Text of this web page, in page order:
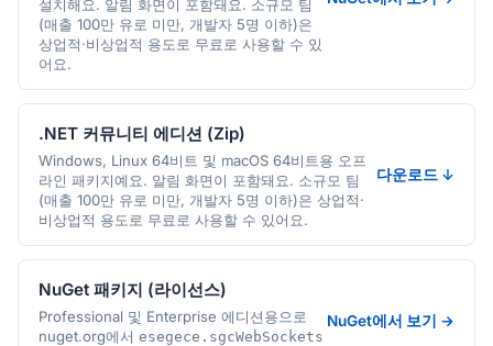
설치해요. 알림 화면이 포함돼요. 소규모 팀
(매출 100만 유로 미만, 개발자 5명 이하)은
상업적·비상업적 용도로 무료로 사용할 수 있
어요.
.NET 커뮤니티 에디션 (Zip)
Windows, Linux 64비트 및 macOS 64비트용 오프
라인 패키지예요. 알림 화면이 포함돼요. 소규모 팀
(매출 100만 유로 미만, 개발자 5명 이하)은 상업적·
비상업적 용도로 무료로 사용할 수 있어요.
다운로드 ↓
NuGet 패키지 (라이선스)
Professional 및 Enterprise 에디션용으로
nuget.org에서 esegece.sgcWebSockets
NuGet에서 보기 →